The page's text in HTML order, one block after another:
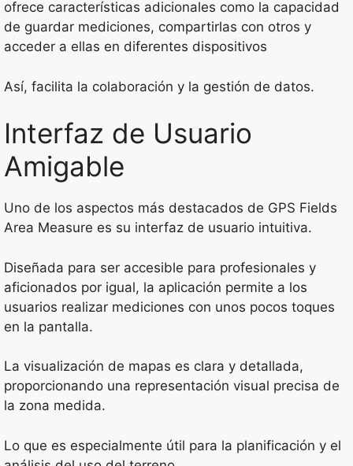
ofrece características adicionales como la capacidad
de guardar mediciones, compartirlas con otros y
acceder a ellas en diferentes dispositivos
Así, facilita la colaboración y la gestión de datos.
Interfaz de Usuario
Amigable
Uno de los aspectos más destacados de GPS Fields
Area Measure es su interfaz de usuario intuitiva.
Diseñada para ser accesible para profesionales y
aficionados por igual, la aplicación permite a los
usuarios realizar mediciones con unos pocos toques
en la pantalla.
La visualización de mapas es clara y detallada,
proporcionando una representación visual precisa de
la zona medida.
Lo que es especialmente útil para la planificación y el